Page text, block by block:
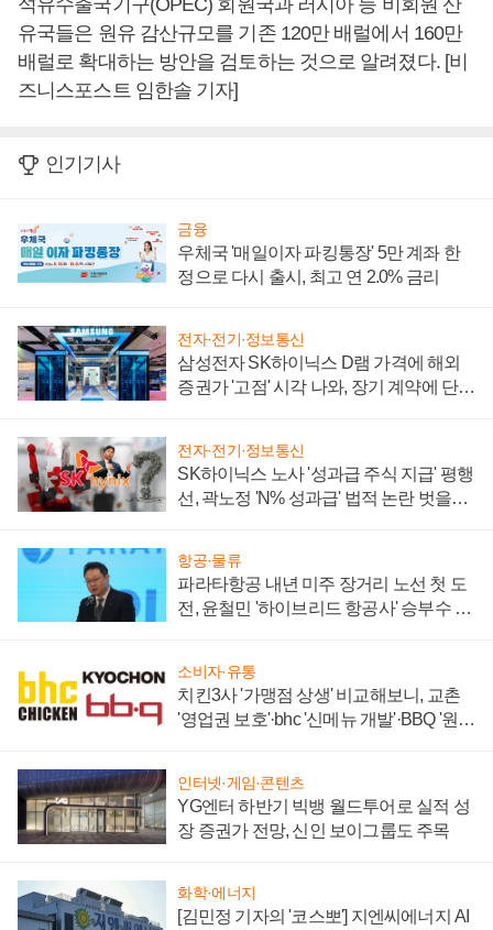
석유수출국기구(OPEC) 회원국과 러시아 등 비회원 산
유국들은 원유 감산규모를 기존 120만 배럴에서 160만
배럴로 확대하는 방안을 검토하는 것으로 알려졌다. [비
즈니스포스트 임한솔 기자]
인기기사
금융
우체국 '매일이자 파킹통장' 5만 계좌 한
정으로 다시 출시, 최고 연 2.0% 금리
전자·전기·정보통신
삼성전자 SK하이닉스 D램 가격에 해외
증권가 '고점' 시각 나와, 장기 계약에 단점
전자·전기·정보통신
SK하이닉스 노사 '성과급 주식 지급' 평행
선, 곽노정 'N% 성과급' 법적 논란 벗을지
항공·물류
파라타항공 내년 미주 장거리 노선 첫 도
전, 윤철민 '하이브리드 항공사' 승부수 통
소비자·유통
치킨3사 '가맹점 상생' 비교해보니, 교촌
'영업권 보호'·bhc '신메뉴 개발'·BBQ '원가
인터넷·게임·콘텐츠
YG엔터 하반기 빅뱅 월드투어로 실적 성
장 증권가 전망, 신인 보이그룹도 주목
화학·에너지
[김민정 기자의 '코스뽀'] 지엔씨에너지 AI